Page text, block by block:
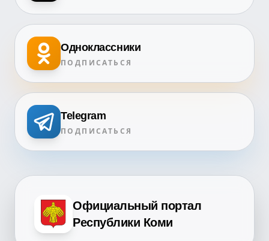
Одноклассники
ПОДПИСАТЬСЯ
Telegram
ПОДПИСАТЬСЯ
Официальный портал
Республики Коми